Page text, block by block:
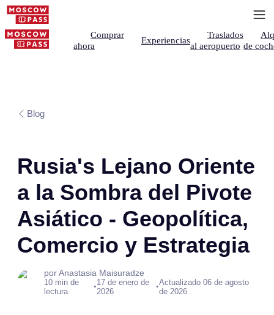
Comprar
ahora
Experiencias
Traslados
al aeropuerto de
Blog
Rusia's Lejano Oriente
a la Sombra del Pivote
Asiático - Geopolítica,
Comercio y Estrategia
por Anastasia Maisuradze
10 min de
lectura
•17 de enero de
2026
•Actualizado 06 de agosto
de 2026